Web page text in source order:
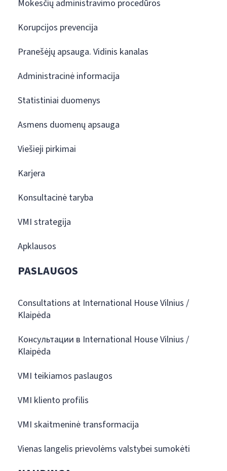
Mokesčių administravimo procedūros
Korupcijos prevencija
Pranešėjų apsauga. Vidinis kanalas
Administracinė informacija
Statistiniai duomenys
Asmens duomenų apsauga
Viešieji pirkimai
Karjera
Konsultacinė taryba
VMI strategija
Apklausos
PASLAUGOS
Consultations at International House Vilnius /
Klaipėda
Консультации в International House Vilnius /
Klaipėda
VMI teikiamos paslaugos
VMI kliento profilis
VMI skaitmeninė transformacija
Vienas langelis prievolėms valstybei sumokėti